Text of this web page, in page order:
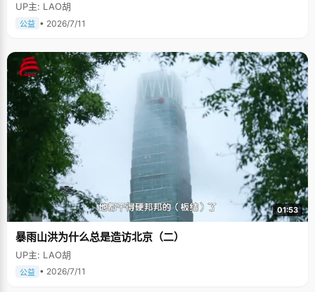
UP主: LAO胡
公益 • 2026/7/11
01:53
暴雨山洪为什么总是造访北京（二）
UP主: LAO胡
公益 • 2026/7/11